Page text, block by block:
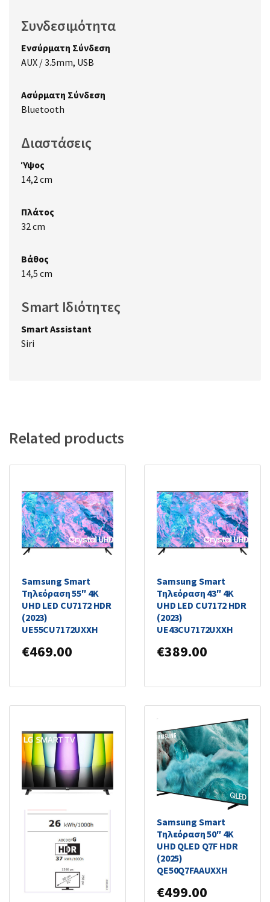
Συνδεσιμότητα
Ενσύρματη Σύνδεση
AUX / 3.5mm, USB
Ασύρματη Σύνδεση
Bluetooth
Διαστάσεις
Ύψος
14,2 cm
Πλάτος
32 cm
Βάθος
14,5 cm
Smart Ιδιότητες
Smart Assistant
Siri
Related products
Samsung Smart
Τηλεόραση 55″ 4K
UHD LED CU7172 HDR
(2023)
UE55CU7172UXXH
€469.00
Samsung Smart
Τηλεόραση 43″ 4K
UHD LED CU7172 HDR
(2023)
UE43CU7172UXXH
€389.00
LG Smart Τηλεόραση
32″ HD Ready LED
LQ63 (2022)
32LQ630B6LA
229.00
Samsung Smart
Τηλεόραση 50″ 4K
UHD QLED Q7F HDR
(2025)
QE50Q7FAAUXXH
€499.00